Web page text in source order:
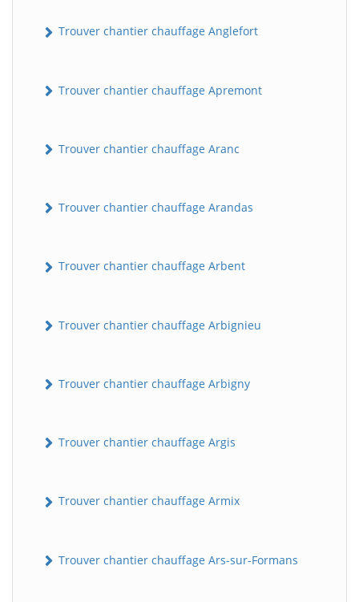
Trouver chantier chauffage Anglefort
Trouver chantier chauffage Apremont
Trouver chantier chauffage Aranc
Trouver chantier chauffage Arandas
Trouver chantier chauffage Arbent
Trouver chantier chauffage Arbignieu
Trouver chantier chauffage Arbigny
Trouver chantier chauffage Argis
Trouver chantier chauffage Armix
Trouver chantier chauffage Ars-sur-Formans